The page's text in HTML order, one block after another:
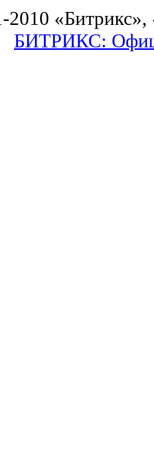
«Битрикс»,
БИТРИКС: